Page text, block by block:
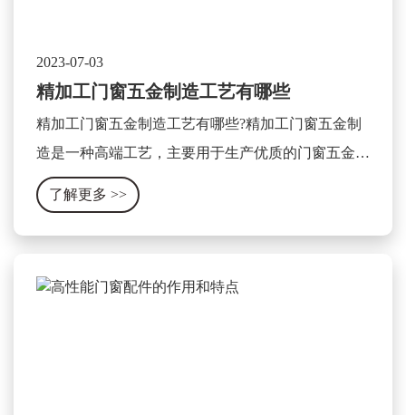
2023-07-03
精加工门窗五金制造工艺有哪些
精加工门窗五金制造工艺有哪些?精加工门窗五金制
造是一种高端工艺，主要用于生产优质的门窗五金产
品。这种工艺主要包含以下几个方面：
了解更多 >>